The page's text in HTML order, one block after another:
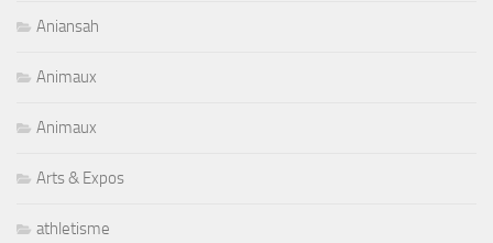
Aniansah
Animaux
Animaux
Arts & Expos
athletisme